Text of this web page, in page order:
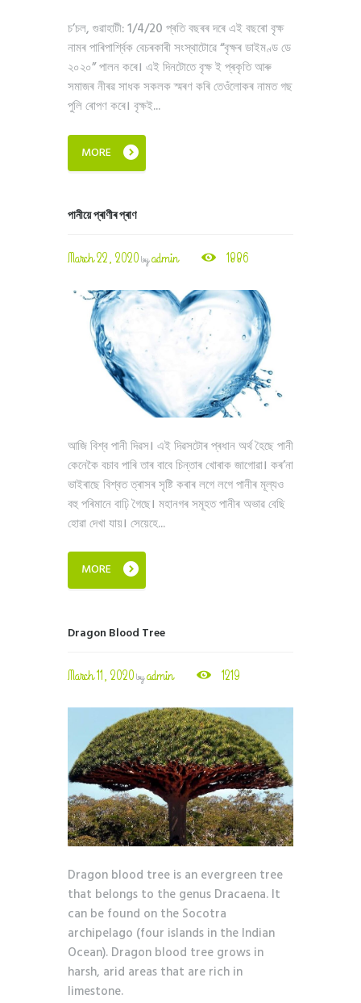
চ’চল, গুৱাহাটী: 1/4/20 প্ৰতি বছৰৰ দৰে এই বছৰো বৃক্ষ
নামৰ পাৰিপাৰ্শ্বিক বেচৰকাৰী সংস্থাটোৱে “বৃক্ষৰ ডাইমণ্ড ডে
২০২০” পালন কৰে। এই দিনটোতে বৃক্ষ ই প্ৰকৃতি আৰু
সমাজৰ নীৰৱ সাধক সকলক স্মৰণ কৰি তেওঁলোকৰ নামত গছ
পুলি ৰোপণ কৰে। বৃক্ষই...
MORE
পানীয়ে প্ৰাণীৰ প্ৰাণ
March 22, 2020byadmin 1886
আজি বিশ্ব পানী দিৱস। এই দিৱসটোৰ প্ৰধান অৰ্থ হৈছে পানী
কেনেকৈ বচাব পাৰি তাৰ বাবে চিন্তাৰ খোৰাক জাগোৱা। কৰ’না
ভাইৰাছে বিশ্বত ত্ৰাসৰ সৃষ্টি কৰাৰ লগে লগে পানীৰ মূল্যও
বহু পৰিমানে বাঢ়ি গৈছে। মহানগৰ সমূহত পানীৰ অভাৱ বেছি
হোৱা দেখা যায়। সেয়েহে...
MORE
Dragon Blood Tree
March 11, 2020byadmin 1219
Dragon blood tree is an evergreen tree
that belongs to the genus Dracaena. It
can be found on the Socotra
archipelago (four islands in the Indian
Ocean). Dragon blood tree grows in
harsh, arid areas that are rich in
limestone.